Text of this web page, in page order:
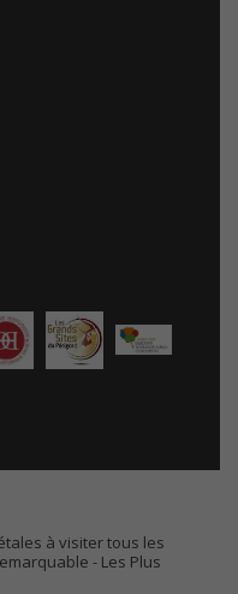
à visiter tous les
- Les Plus